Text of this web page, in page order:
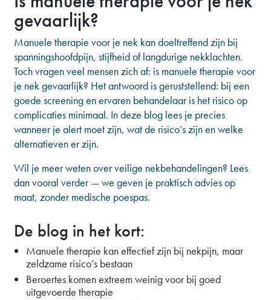
gevaarlijk?
Manuele therapie voor je nek kan doeltreffend zijn bij
spanningshoofdpijn, stijfheid of langdurige nekklachten.
Toch vragen veel mensen zich af: is manuele therapie voor
je nek gevaarlijk? Het antwoord is geruststellend: bij een
goede screening en ervaren behandelaar is het risico op
complicaties minimaal. In deze blog lees je precies
wanneer je alert moet zijn, wat de risico’s zijn en welke
alternatieven er zijn.
Wil je meer weten over veilige nekbehandelingen? Lees
dan vooral verder — we geven je praktisch advies op
maat, zonder medische poespas.
De blog in het kort:
Manuele therapie kan effectief zijn bij nekpijn, maar
zeldzame risico’s bestaan
Beroertes komen extreem weinig voor bij goed
uitgevoerde therapie